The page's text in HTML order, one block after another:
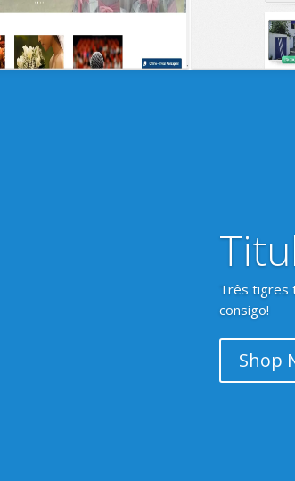
Três tigres
consigo!
Shop